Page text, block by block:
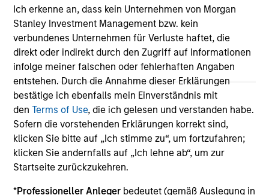
Ich erkenne an, dass kein Unternehmen von Morgan
Stanley Investment Management bzw. kein
verbundenes Unternehmen für Verluste haftet, die
direkt oder indirekt durch den Zugriff auf Informationen
infolge meiner falschen oder fehlerhaften Angaben
entstehen. Durch die Annahme dieser Erklärungen
bestätige ich ebenfalls mein Einverständnis mit
denTerms of Use, die ich gelesen und verstanden habe.
Sofern die vorstehenden Erklärungen korrekt sind,
klicken Sie bitte auf „Ich stimme zu“, um fortzufahren;
klicken Sie andernfalls auf „Ich lehne ab“, um zur
Startseite zurückzukehren.
*Professioneller Anleger bedeutet (gemäß Auslegung in
multi-asset business, with activity across all asset
strategies and types (traditional and alternative),
through solutions that span fully liquid (public assets),
comprehensive (public and private assets) and fully
private portfolios. Offerings are delivered via a
managed portfolio or model, in discretionary or
advisory format.